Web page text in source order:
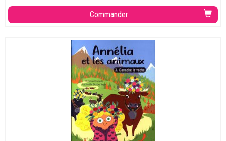
Commander